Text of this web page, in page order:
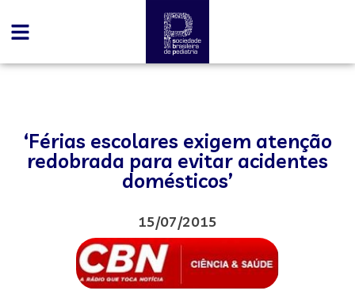
‘Férias escolares exigem atenção
redobrada para evitar acidentes
domésticos’
15/07/2015